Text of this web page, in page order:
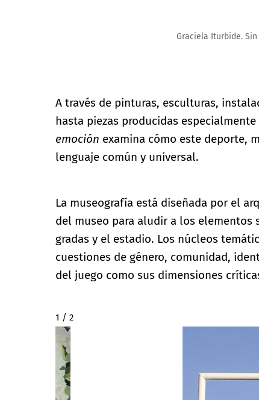
Graciela Iturbide. Sin título, Ostia, Roma, Italia,
A través de pinturas, esculturas,
hasta piezas producidas
emoción examina cómo este deporte,
lenguaje común y universal.
La museografía está diseñada por el
del museo para aludir a los
gradas y el estadio. Los núcleos
cuestiones de género, comunidad,
del juego como sus dimensiones
2 / 2